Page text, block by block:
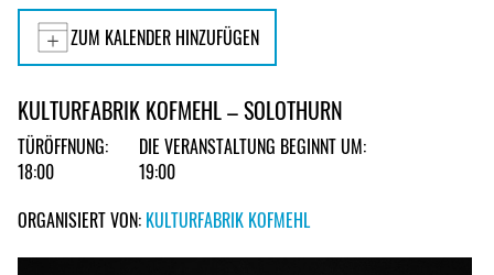
ZUM KALENDER HINZUFÜGEN
KULTURFABRIK KOFMEHL – SOLOTHURN
TÜRÖFFNUNG:
18:00
DIE VERANSTALTUNG BEGINNT UM:
19:00
ORGANISIERT VON: KULTURFABRIK KOFMEHL